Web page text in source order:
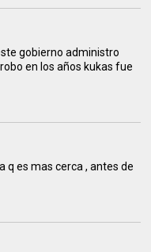
gobierno administro
en los años kukas fue
q es mas cerca , antes de